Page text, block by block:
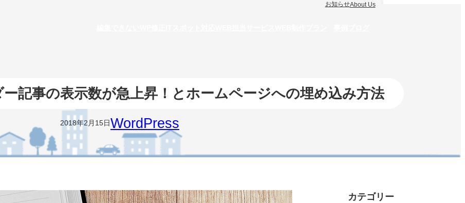
お知らせAbout Us
記事の表示数が急上昇！とホームページへの埋め込み方法
2018年2月15日WordPress
カテゴリー